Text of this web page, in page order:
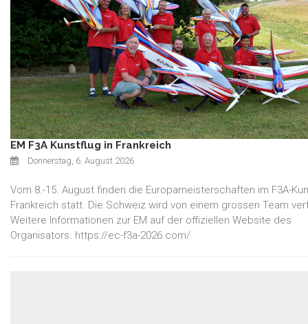
EM F3A Kunstflug in Frankreich
Donnerstag, 6. August 2026
Vom 8.-15. August finden die Europameisterschaften im F3A-
Frankreich statt. Die Schweiz wird von einem grossen Team
Weitere Informationen zur EM auf der offiziellen Website des
Organisators. https://ec-f3a-2026.com/